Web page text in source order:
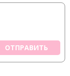
ОТПРАВИТЬ